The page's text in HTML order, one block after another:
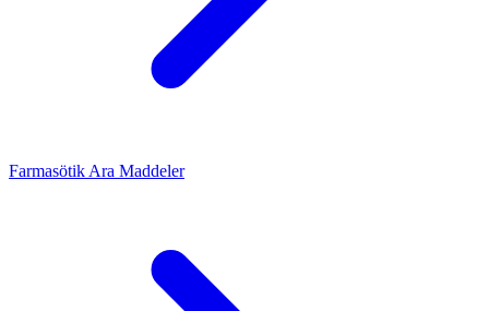
Farmasötik Ara Maddeler